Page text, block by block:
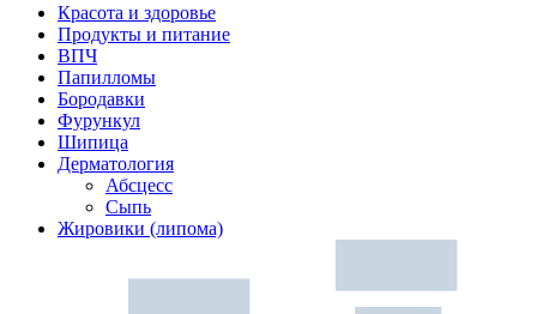
Красота и здоровье
Продукты и питание
ВПЧ
Папилломы
Бородавки
Фурункул
Шипица
Дерматология
Абсцесс
Сыпь
Жировики (липома)